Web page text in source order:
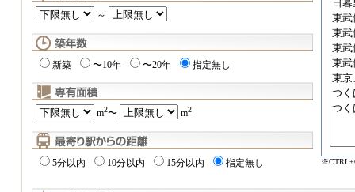
～
新築 〜10年 〜20年 指定無し
m2〜 m2
5分以内 10分以内 15分以内 指定無し